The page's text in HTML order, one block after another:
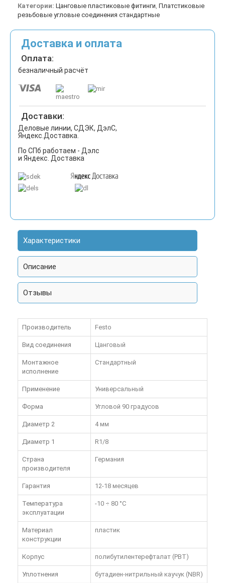
Категории: Цанговые пластиковые фитинги, Платстиковые
резьбовые угловые соединения стандартные
Доставка и оплата
Оплата:
безналичный расчёт
Доставки:
Деловые линии, СДЭК, ДэлС,
Яндекс.Доставка.
По СПб работаем - Дэлс
и Яндекс. Доставка
Характеристики
Описание
Отзывы
Производитель Festo
Вид соединения Цанговый
Монтажное
исполнение
Стандартный
Применение Универсальный
Форма Угловой 90 градусов
Диаметр 2 4 мм
Диаметр 1 R1/8
Страна
производителя
Германия
Гарантия 12-18 месяцев
Температура
эксплуатации
-10 ÷ 80 °C
Материал
конструкции
пластик
Корпус полибутилентерефталат (PBT)
Уплотнения бутадиен-нитрильный каучук (NBR)